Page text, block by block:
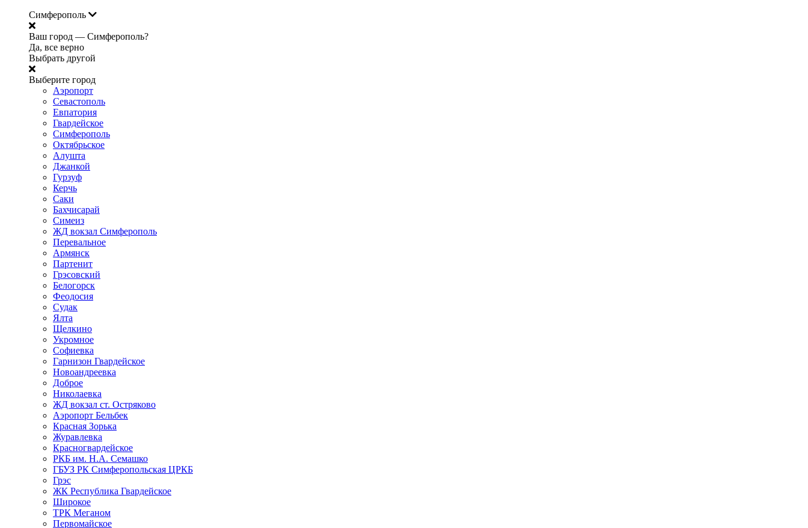
Симферополь
Ваш город — Симферополь?
Да, все верно
Выбрать другой
Выберите город
Аэропорт
Севастополь
Евпатория
Гвардейское
Симферополь
Октябрьское
Алушта
Джанкой
Гурзуф
Керчь
Саки
Бахчисарай
Симеиз
ЖД вокзал Симферополь
Перевальное
Армянск
Партенит
Грэсовский
Белогорск
Феодосия
Судак
Ялта
Щелкино
Укромное
Софиевка
Гарнизон Гвардейское
Новоандреевка
Доброе
Николаевка
ЖД вокзал ст. Остряково
Аэропорт Бельбек
Красная Зорька
Журавлевка
Красногвардейское
РКБ им. Н.А. Семашко
ГБУЗ РК Симферопольская ЦРКБ
Грэс
ЖК Республика Гвардейское
Широкое
ТРК Меганом
Первомайское